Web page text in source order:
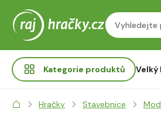
Kategorie produktů
Hračky Stavebnice